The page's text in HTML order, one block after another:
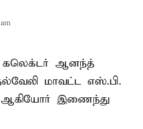
கலெக்டர் ஆனந்த்
மாவட்ட எஸ்.பி.
ஆகியோர் இணைந்து